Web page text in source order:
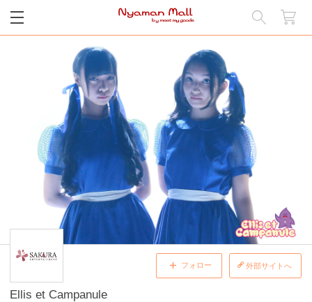
Ellis et Campanule
フォロー 外部サイトへ